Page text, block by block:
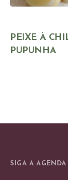
PEIXE À
PUPUNHA
SIGA A AGENDA